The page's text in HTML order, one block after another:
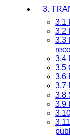
3.
3.1
3.2
3.3
3.4
3.5
3.6
3.7
3.8
3.9